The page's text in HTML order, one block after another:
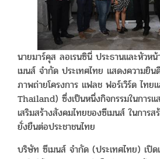
นายมาร์คุส ลอเรนซินี่ ประธานและหัวห
เมนส์ จำกัด ประเทศไทย แสดงความยิ
ภาพถ่ายโครงการ แฟลช ฟอร์เวิร์ด ไท
Thailand) ซึ่งเป็นหนึ่งกิจกรรมในการ
เสริมสร้างสังคมไทยของซีเมนส์ ในการ
ยั่งยืนต่อประชาชนไทย
บริษัท ซีเมนส์ จำกัด (ประเทศไทย) เปิด